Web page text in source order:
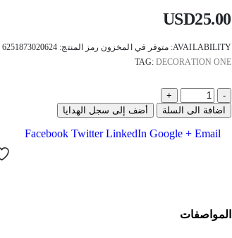
USD25.00
AVAILABILITY: متوفر في المخزون رمز المنتج: 6251873020624
TAG:DECORATION ONE
-
+
اضافة الى السلة
أضف إلى سجل الهدايا
Facebook Twitter LinkedIn Google + Email
المواصفات